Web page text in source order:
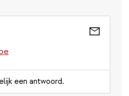
een antwoord.